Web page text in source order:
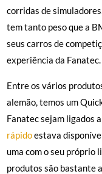
corridas de
tem tanto peso que a
seus carros de
experiência da Fanatec.
Entre os vários
alemão, temos um
Fanatec sejam ligados
rápidoestava
uma com o seu próprio
produtos são bastante